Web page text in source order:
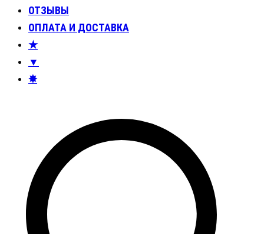
ОТЗЫВЫ
ОПЛАТА И ДОСТАВКА
★
▼
✸